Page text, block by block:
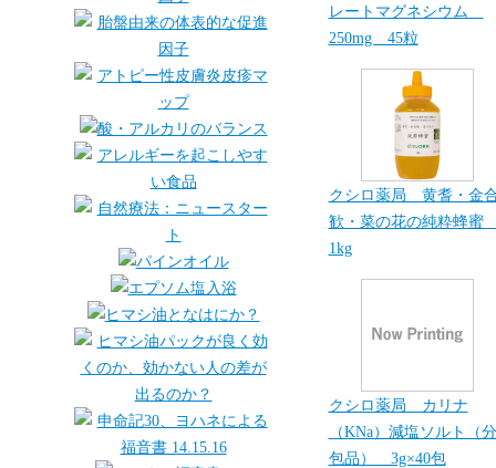
レートマグネシウム
250mg 45粒
クシロ薬局 黄耆・金
歓・菜の花の純粋蜂
1kg
クシロ薬局 カリナ
（KNa）減塩ソルト（分
包品） 3g×40包